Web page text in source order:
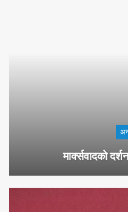
मार्क्सवादको